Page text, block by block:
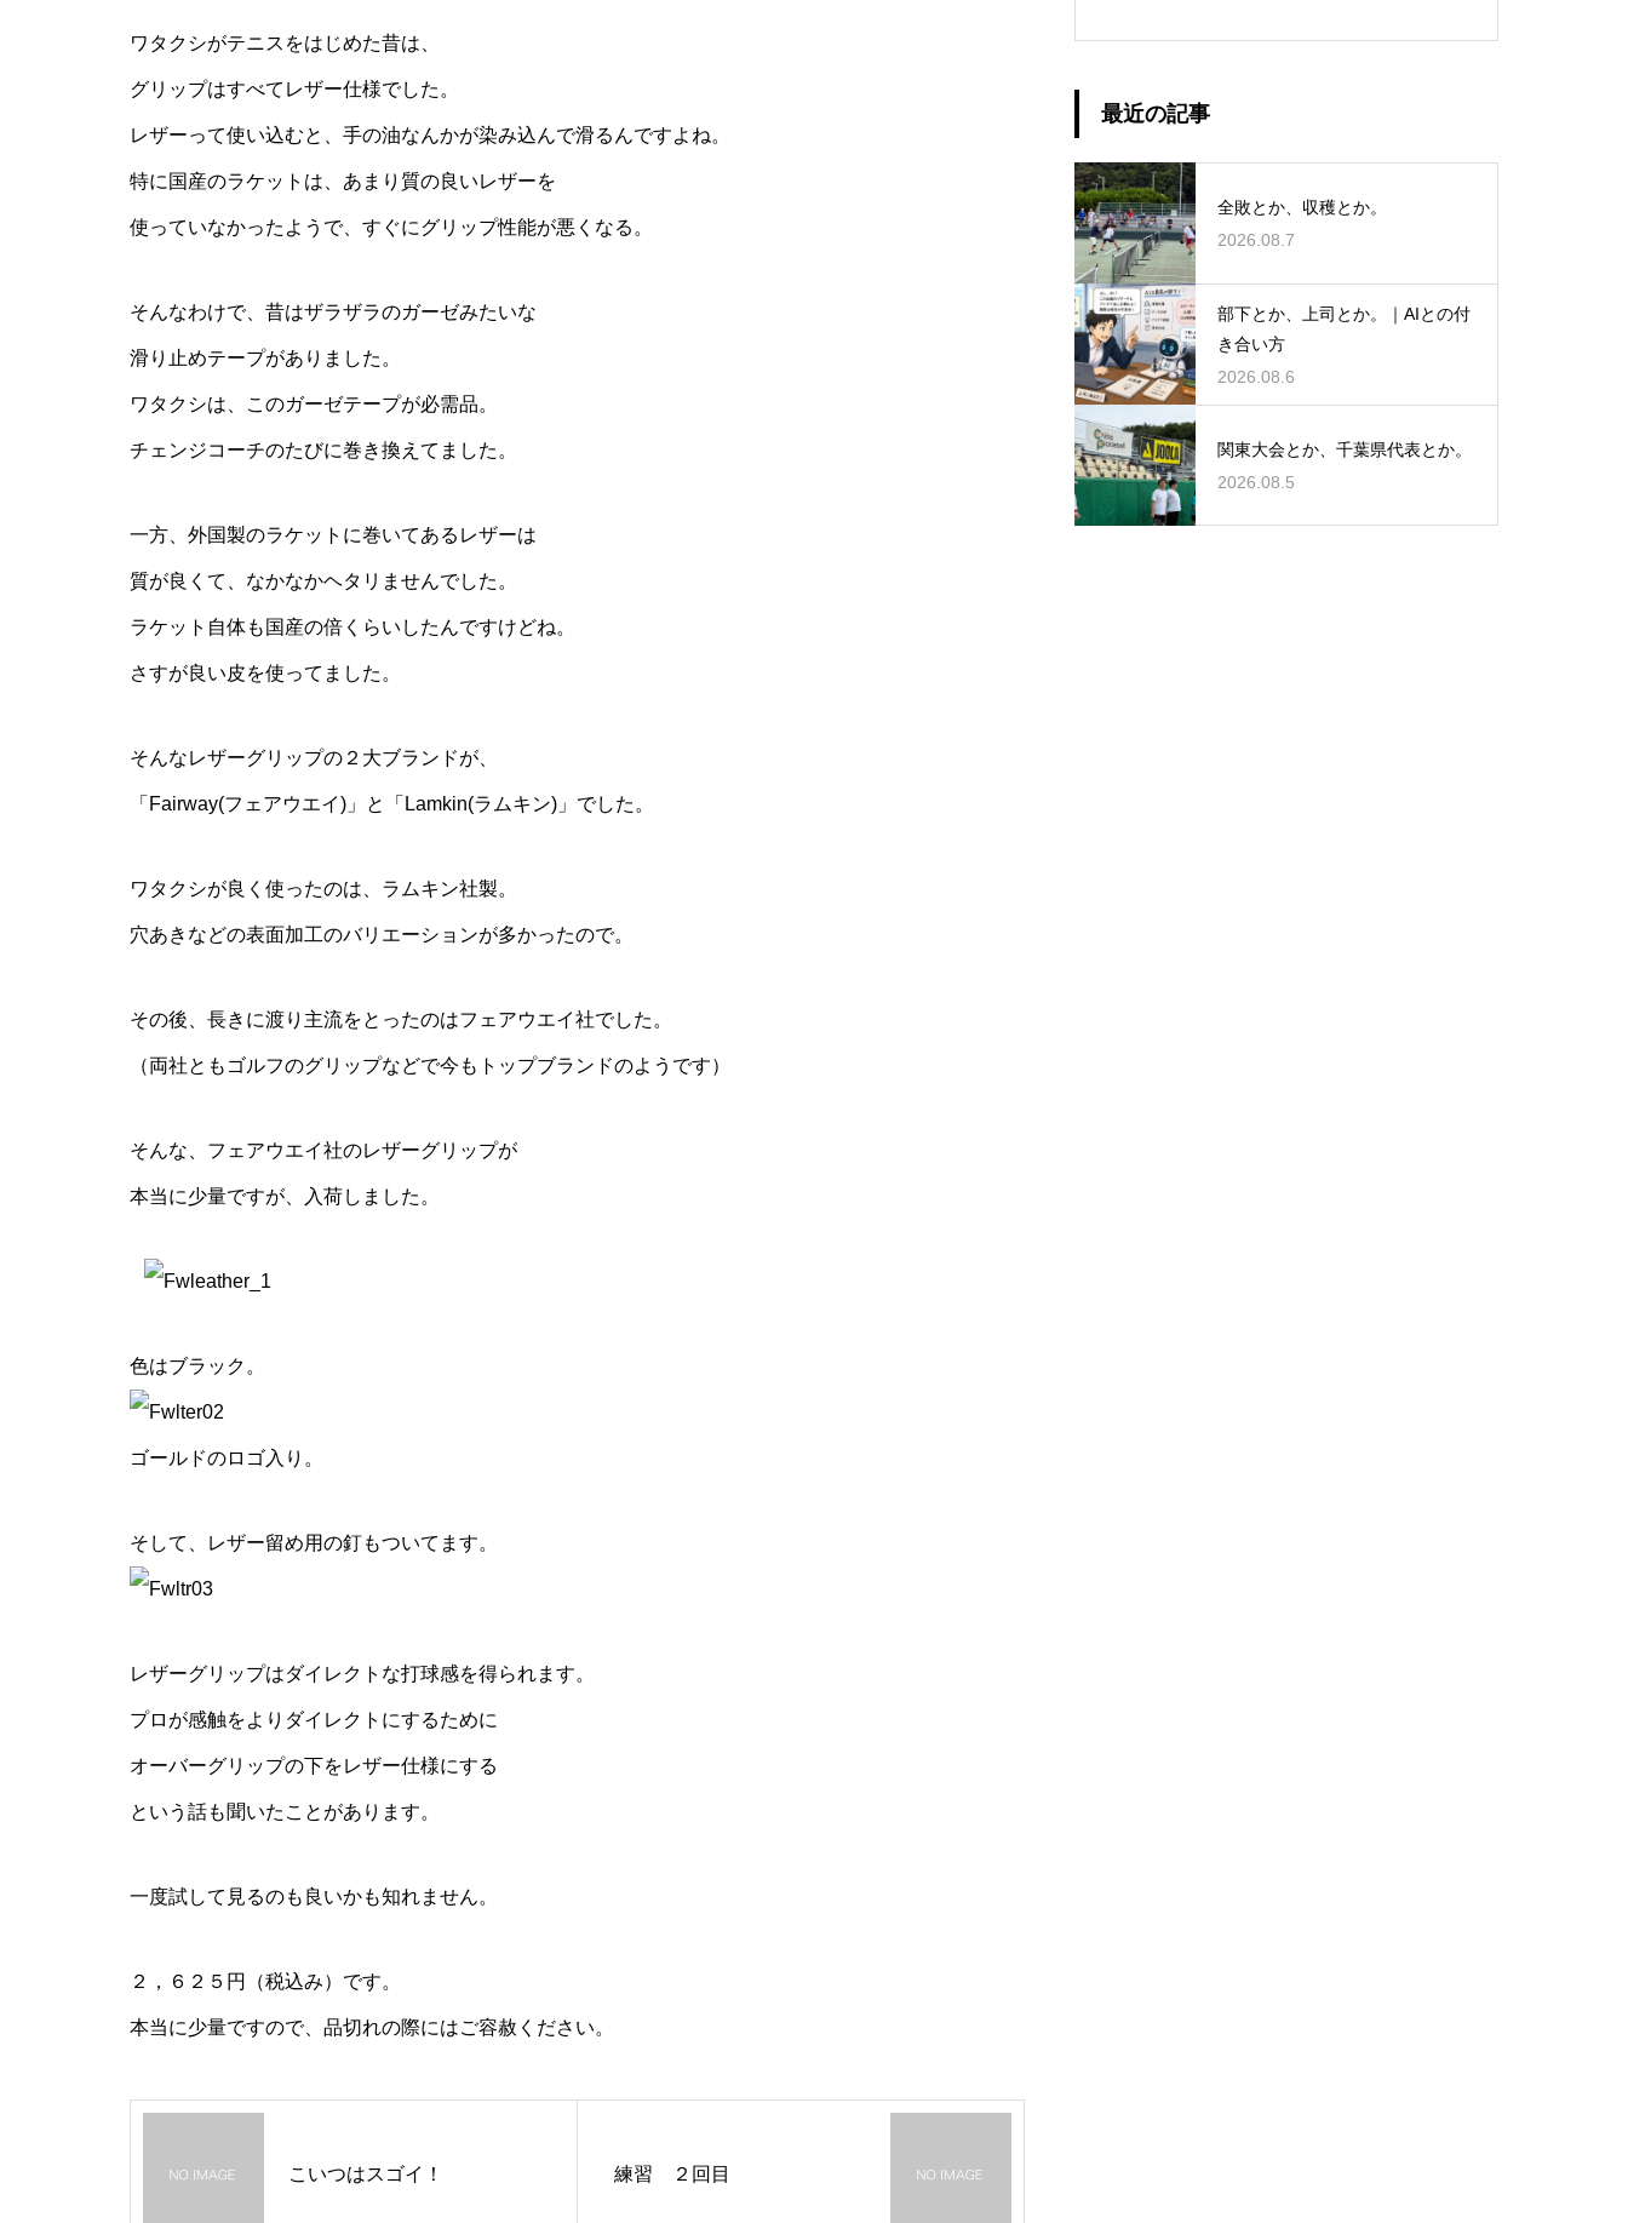
ワタクシがテニスをはじめた昔は、
グリップはすべてレザー仕様でした。
レザーって使い込むと、手の油なんかが染み込んで滑るんですよね。
特に国産のラケットは、あまり質の良いレザーを
使っていなかったようで、すぐにグリップ性能が悪くなる。
そんなわけで、昔はザラザラのガーゼみたいな
滑り止めテープがありました。
ワタクシは、このガーゼテープが必需品。
チェンジコーチのたびに巻き換えてました。
一方、外国製のラケットに巻いてあるレザーは
質が良くて、なかなかヘタリませんでした。
ラケット自体も国産の倍くらいしたんですけどね。
さすが良い皮を使ってました。
そんなレザーグリップの２大ブランドが、
「Fairway(フェアウエイ)」と「Lamkin(ラムキン)」でした。
ワタクシが良く使ったのは、ラムキン社製。
穴あきなどの表面加工のバリエーションが多かったので。
その後、長きに渡り主流をとったのはフェアウエイ社でした。
（両社ともゴルフのグリップなどで今もトップブランドのようです）
そんな、フェアウエイ社のレザーグリップが
本当に少量ですが、入荷しました。
色はブラック。
ゴールドのロゴ入り。
そして、レザー留め用の釘もついてます。
レザーグリップはダイレクトな打球感を得られます。
プロが感触をよりダイレクトにするために
オーバーグリップの下をレザー仕様にする
という話も聞いたことがあります。
一度試して見るのも良いかも知れません。
２，６２５円（税込み）です。
本当に少量ですので、品切れの際にはご容赦ください。
こいつはスゴイ！ 練習 ２回目
最近の記事
全敗とか、収穫とか。
2026.08.7
部下とか、上司とか。｜AIとの付
き合い方
2026.08.6
関東大会とか、千葉県代表とか。
2026.08.5